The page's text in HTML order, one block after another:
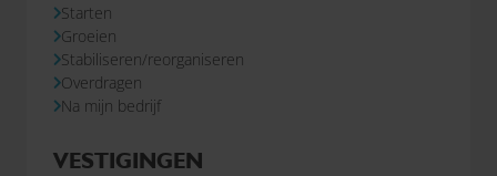
Starten
Groeien
Stabiliseren/reorganiseren
Overdragen
Na mijn bedrijf
VESTIGINGEN